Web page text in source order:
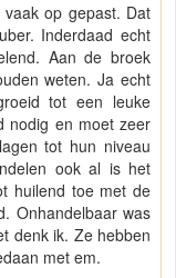
op gepast. Dat
Inderdaad echt
Aan de broek
weten. Ja echt
tot een leuke
nodig en moet zeer
tot hun niveau
ook al is het
huilend toe met de
Onhandelbaar was
denk ik. Ze hebben
met em.